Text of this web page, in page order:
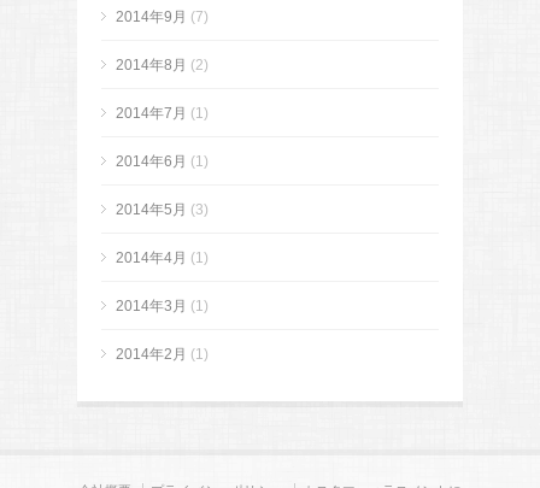
2014年9月 (7)
2014年8月 (2)
2014年7月 (1)
2014年6月 (1)
2014年5月 (3)
2014年4月 (1)
2014年3月 (1)
2014年2月 (1)